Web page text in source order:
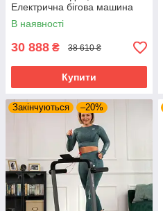
Електрична бігова машина
для дому або спортзалу
В наявності
30 888 ₴ 38 610 ₴
Купити
Закінчуються –20%